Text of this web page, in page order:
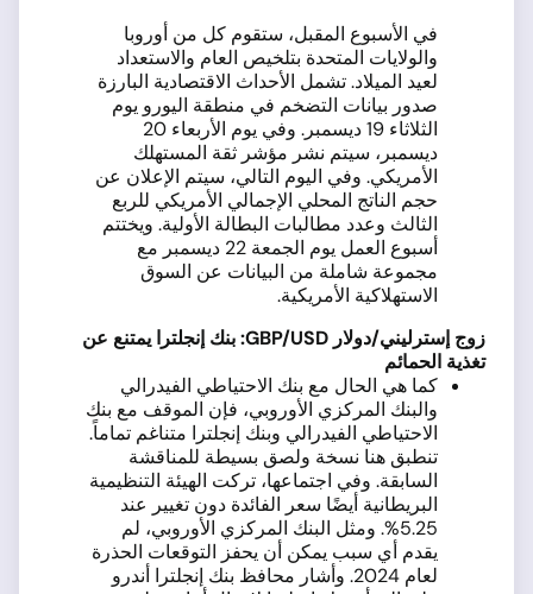
في الأسبوع المقبل، ستقوم كل من أوروبا
والولايات المتحدة بتلخيص العام والاستعداد
لعيد الميلاد. تشمل الأحداث الاقتصادية البارزة
صدور بيانات التضخم في منطقة اليورو يوم
الثلاثاء 19 ديسمبر. وفي يوم الأربعاء 20
ديسمبر، سيتم نشر مؤشر ثقة المستهلك
الأمريكي. وفي اليوم التالي، سيتم الإعلان عن
حجم الناتج المحلي الإجمالي الأمريكي للربع
الثالث وعدد مطالبات البطالة الأولية. ويختتم
أسبوع العمل يوم الجمعة 22 ديسمبر مع
مجموعة شاملة من البيانات عن السوق
الاستهلاكية الأمريكية.
زوج إسترليني/دولار
بنك إنجلترا يمتنع عن
تغذية الحمائم
كما هي الحال مع بنك الاحتياطي الفيدرالي
والبنك المركزي الأوروبي، فإن الموقف مع بنك
الاحتياطي الفيدرالي وبنك إنجلترا متناغم تماماً.
تنطبق هنا نسخة ولصق بسيطة للمناقشة
السابقة. وفي اجتماعها، تركت الهيئة التنظيمية
البريطانية أيضًا سعر الفائدة دون تغيير عند
5.25%. ومثل البنك المركزي الأوروبي، لم
يقدم أي سبب يمكن أن يحفز التوقعات الحذرة
لعام 2024. وأشار محافظ بنك إنجلترا أندرو